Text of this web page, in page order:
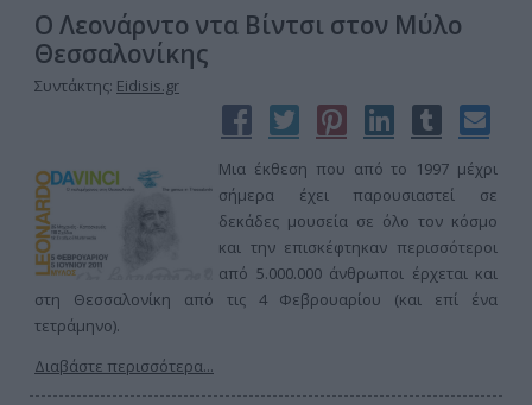
Ο Λεονάρντο ντα Βίντσι στον Μύλο
Θεσσαλονίκης
Συντάκτης: Eidisis.gr
Μια έκθεση που από το 1997 μέχρι
σήμερα έχει παρουσιαστεί σε
δεκάδες μουσεία σε όλο τον κόσμο
και την επισκέφτηκαν περισσότεροι
από 5.000.000 άνθρωποι έρχεται και
στη Θεσσαλονίκη από τις 4 Φεβρουαρίου (και επί ένα
τετράμηνο).
Διαβάστε περισσότερα...